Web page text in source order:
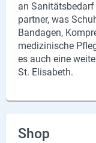
an
part­ner, was
Ban­da­gen,
me­di­zi­ni­sche
es auch eine
St. Eli­sa­beth.
Shop